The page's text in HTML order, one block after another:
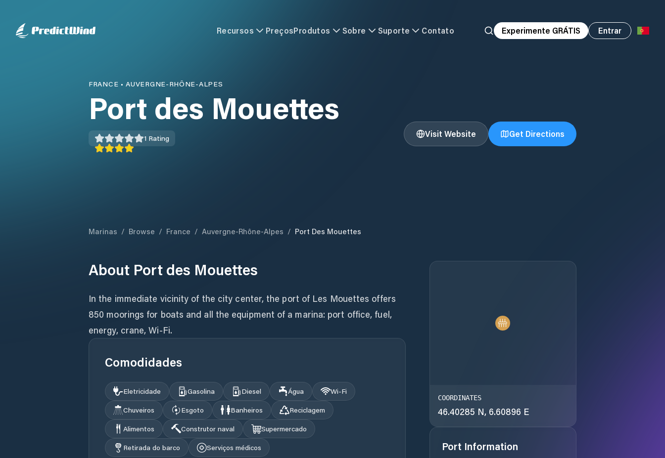
Recursos PreçosProdutos Sobre Suporte Contato Experimente GRÁTIS Entrar
FRANCE •AUVERGNE-RHÔNE-ALPES
Port des Mouettes
1 Rating Visit Website Get Directions
Marinas / Browse / France / Auvergne-Rhône-Alpes / Port Des Mouettes
About Port des Mouettes
In the immediate vicinity of the city center, the port of Les Mouettes offers
850 moorings for boats and all the equipment of a marina: port office, fuel,
energy, crane, Wi-Fi.
Comodidades
Eletricidade Gasolina Diesel Água
Wi‑Fi
Chuveiros
Esgoto Banheiros
Reciclagem
Alimentos
Construtor naval
Supermercado
Retirada do barco
Serviços médicos
COORDINATES
46.40285 N, 6.60896 E
Port Information